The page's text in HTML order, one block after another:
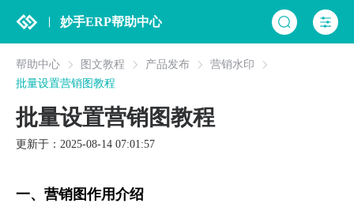
妙手ERP帮助中心
帮助中心 图文教程 产品发布
营销水印
批量设置营销图教程
批量设置营销图教程
更新于：2025-08-14 07:01:57
一、营销图作用介绍